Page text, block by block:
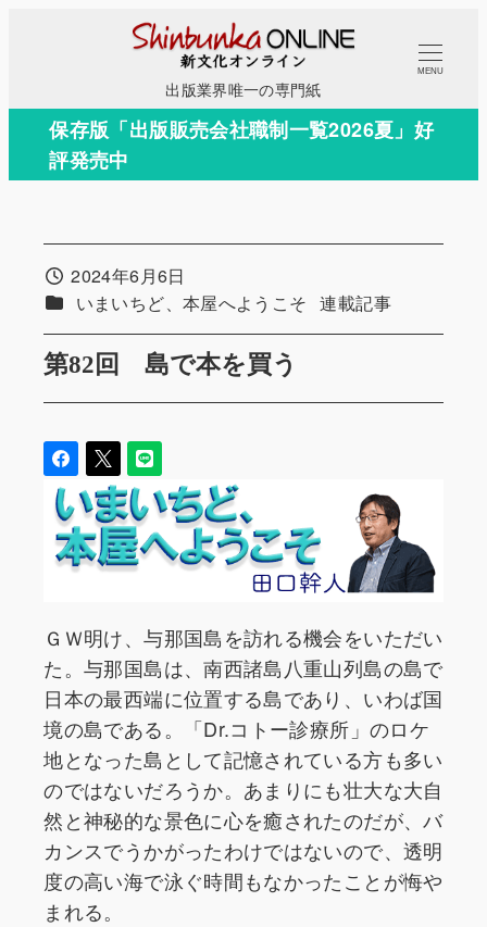
コ
テ
出版業界唯一の専門紙
MENU
保存版「出版販売会社職制一覧2026夏」好
評発売中
第82回 島で本を買う
投稿日2024年6月6日
カテゴリー
いまいちど、本屋へようこそ カテゴリー
連載記事
ＧＷ明け、与那国島を訪れる機会をいただい
た。与那国島は、南西諸島八重山列島の島で
日本の最西端に位置する島であり、いわば国
境の島である。「Dr.コトー診療所」のロケ
地となった島として記憶されている方も多い
のではないだろうか。あまりにも壮大な大自
然と神秘的な景色に心を癒されたのだが、バ
カンスでうかがったわけではないので、透明
度の高い海で泳ぐ時間もなかったことが悔や
まれる。